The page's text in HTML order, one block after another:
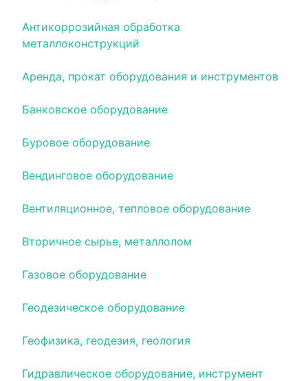
Антикоррозийная обработка
металлоконструкций
Аренда, прокат оборудования и инструментов
Банковское оборудование
Буровое оборудование
Вендинговое оборудование
Вентиляционное, тепловое оборудование
Вторичное сырье, металлолом
Газовое оборудование
Геодезическое оборудование
Геофизика, геодезия, геология
Гидравлическое оборудование, инструмент